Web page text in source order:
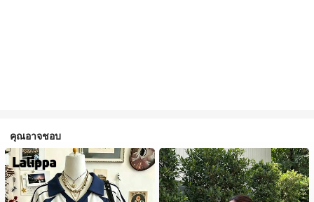
คุณอาจชอบ